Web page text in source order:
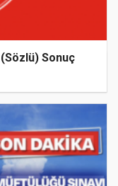
(Sözlü) Sonuç